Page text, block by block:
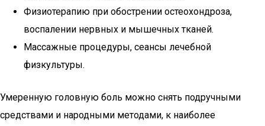
Физиотерапию при обострении остеохондроза,
воспалении нервных и мышечных тканей.
Массажные процедуры, сеансы лечебной
физкультуры.
Умеренную головную боль можно снять подручными
средствами и народными методами, к наиболее